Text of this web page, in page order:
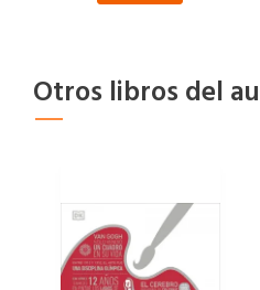
Otros libros del